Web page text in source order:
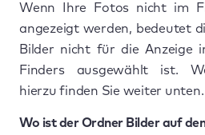
Wenn Ihre Fotos nicht im
angezeigt werden, bedeutet
Bilder nicht für die Anzeige
Finders ausgewählt ist.
hierzu finden Sie weiter unten.
Wo ist der Ordner Bilder auf